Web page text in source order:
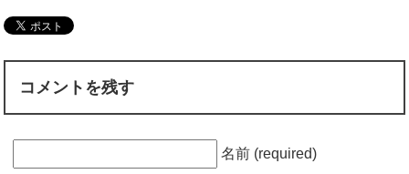
コメントを残す
名前 (required)